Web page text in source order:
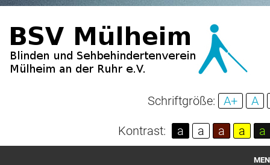
Schriftgröße: A+ A
Kontrast: a a a a a